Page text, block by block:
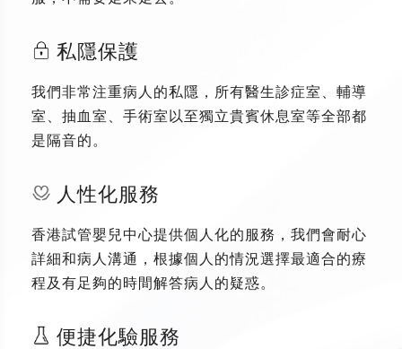
私隱保護
我們非常注重病人的私隱，所有醫生診症室、輔導
室、抽血室、手術室以至獨立貴賓休息室等全部都
是隔音的。
人性化服務
香港試管嬰兒中心提供個人化的服務，我們會耐心
詳細和病人溝通，根據個人的情況選擇最適合的療
程及有足夠的時間解答病人的疑惑。
便捷化驗服務